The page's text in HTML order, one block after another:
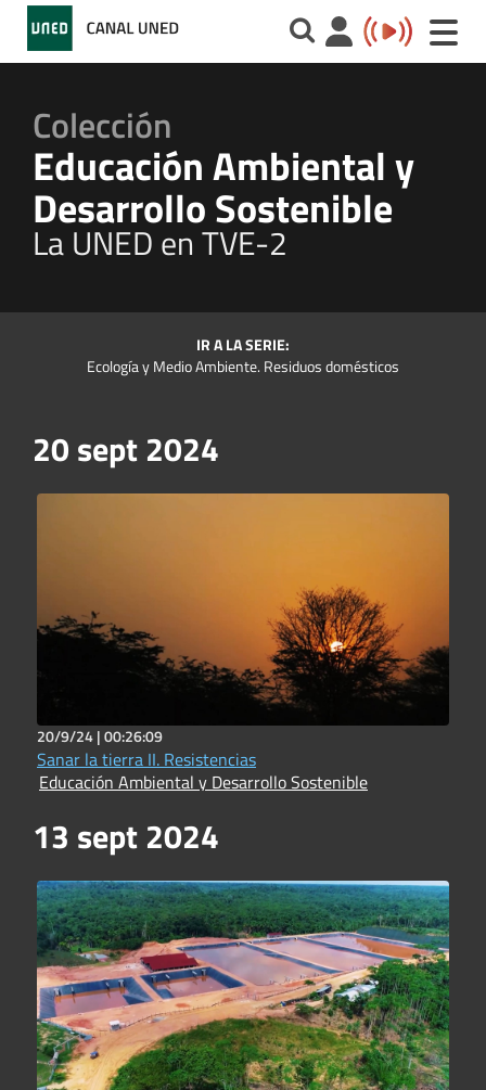
Toggle
Colección
Educación Ambiental y
Desarrollo Sostenible
La UNED en TVE-2
IR A LA SERIE:
Ecología y Medio Ambiente. Residuos domésticos
20 sept 2024
20/9/24 |00:26:09
Sanar la tierra II. Resistencias
Educación Ambiental y Desarrollo Sostenible
13 sept 2024